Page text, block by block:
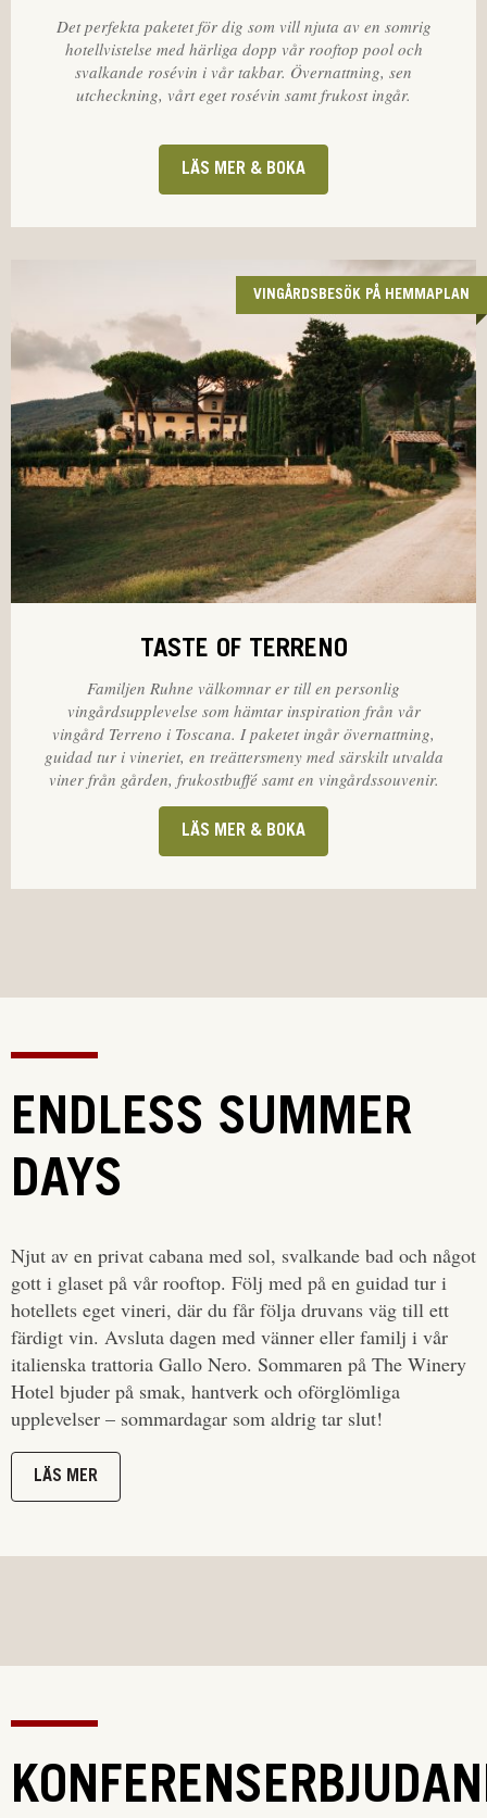
Det perfekta paketet för dig som vill njuta av en somrig
hotellvistelse med härliga dopp vår rooftop pool och
svalkande rosévin i vår takbar. Övernattning, sen
utcheckning, vårt eget rosévin samt frukost ingår.
LÄS MER & BOKA
VINGÅRDSBESÖK PÅ HEMMAPLAN
TASTE OF TERRENO
Familjen Ruhne välkomnar er till en personlig
vingårdsupplevelse som hämtar inspiration från vår
vingård Terreno i Toscana. I paketet ingår övernattning,
guidad tur i vineriet, en treättersmeny med särskilt utvalda
viner från gården, frukostbuffé samt en vingårdssouvenir.
LÄS MER & BOKA
ENDLESS SUMMER
DAYS
Njut av en privat cabana med sol, svalkande bad och något
gott i glaset på vår rooftop. Följ med på en guidad tur i
hotellets eget vineri, där du får följa druvans väg till ett
färdigt vin. Avsluta dagen med vänner eller familj i vår
italienska trattoria Gallo Nero. Sommaren på The Winery
Hotel bjuder på smak, hantverk och oförglömliga
upplevelser – sommardagar som aldrig tar slut!
LÄS MER